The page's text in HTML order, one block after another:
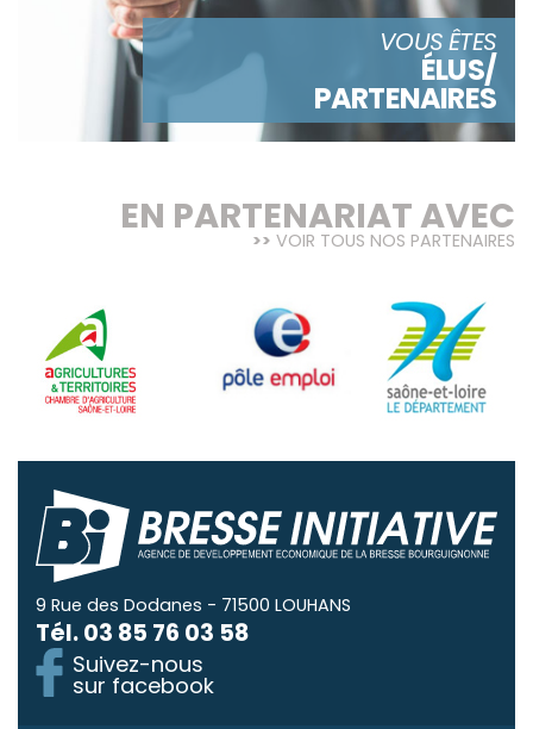
VOUS ÊTES
ÉLUS/
PARTENAIRES
EN PARTENARIAT AVEC
VOIR TOUS NOS PARTENAIRES
9 Rue des Dodanes - 71500 LOUHANS
Tél.03 85 76 03 58
Suivez-nous
sur facebook